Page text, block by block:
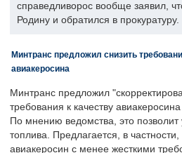
справедливорос вообще заявил,
Родину и обратился в прокуратуру.
Минтранс предложил снизить
авиакеросина
Минтранс предложил
требования к качеству
По мнению ведомства, это позволит
топлива. Предлагается, в частности,
авиакеросин с менее жесткими